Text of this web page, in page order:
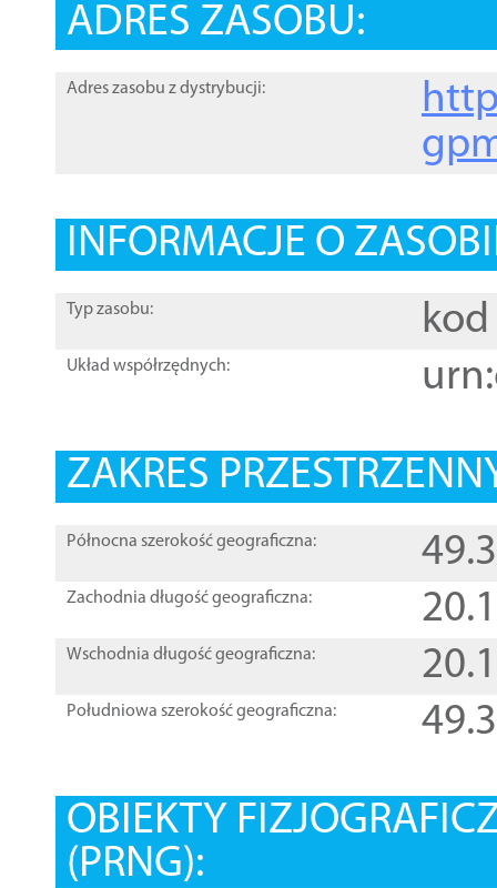
ADRES ZASOBU:
Adres zasobu z dystrybucji:
INFORMACJE O
Typ zasobu: kod
Układ współrzędnych:
ZAKRES
Północna szerokość geograficzna:
Zachodnia długość geograficzna:
Wschodnia długość geograficzna:
Południowa szerokość geograficzna:
OBIEKTY
(PRNG):